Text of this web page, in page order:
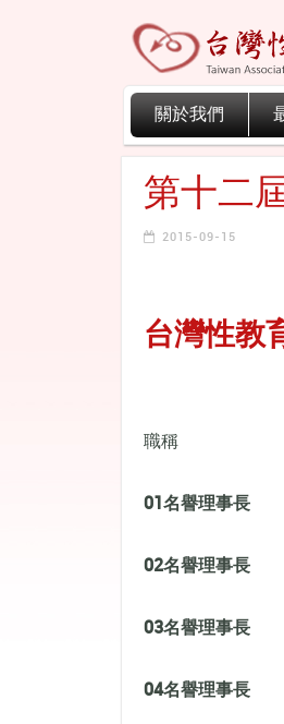
關於我們
第十二
2015-09-15
台灣性教
職稱
01名譽理事長
02名譽理事長
03名譽理事長
04名譽理事長